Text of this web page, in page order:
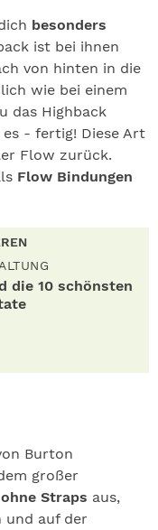
besonders
ist bei ihnen
von hinten in die
wie bei einem
das Highback
- fertig! Diese Art
Flow zurück.
Flow Bindungen
die 10 schönsten
Burton
großer
Straps aus,
und auf der